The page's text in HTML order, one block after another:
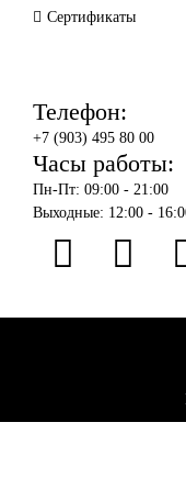
Сертификаты
Телефон:
+7 (903) 495 80 00
Часы работы:
Пн-Пт: 09:00 - 21:00
Выходные: 12:00 -